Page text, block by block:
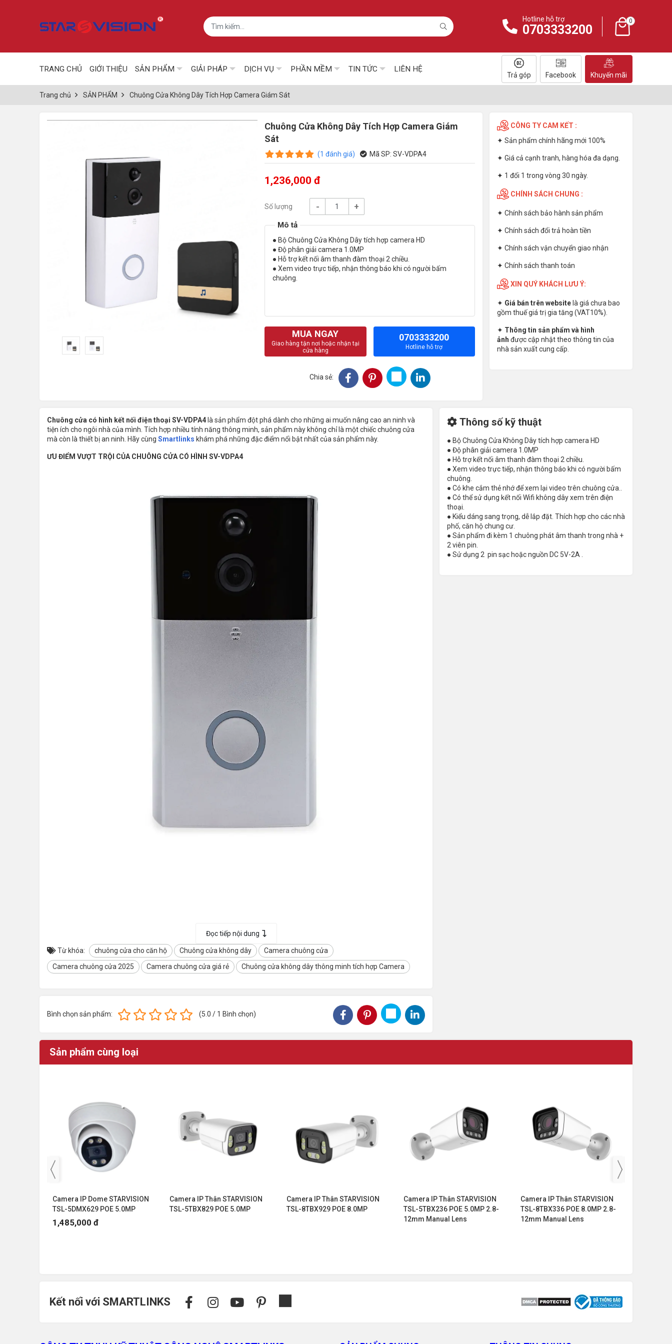
Hotline hỗ trợ
0703333200
0
TRANG CHỦ GIỚI THIỆU SẢN PHẨM GIẢI PHÁP DỊCH VỤ PHẦN MỀM TIN TỨC LIÊN HỆ
Trả góp Facebook Khuyến mãi
Trang chủ SẢN PHẨM Chuông Cửa Không Dây Tích Hợp Camera Giám Sát
Chuông Cửa Không Dây Tích Hợp Camera Giám
Sát
(1 đánh giá) Mã SP: SV-VDPA4
1,236,000 đ
Số lượng - +
● Bộ Chuông Cửa Không Dây tích hợp camera HD
● Độ phân giải camera 1.0MP
● Hỗ trợ kết nối âm thanh đàm thoại 2 chiều.
● Xem video trực tiếp, nhận thông báo khi có người bấm
chuông.
MUA NGAY
Giao hàng tận nơi hoặc nhận tại
cửa hàng
0703333200
Hotline hỗ trợ
Chia sẻ:
CÔNG TY CAM KẾT :
✦ Sản phẩm chính hãng mới 100%
✦ Giá cả cạnh tranh, hàng hóa đa dạng.
✦ 1 đổi 1 trong vòng 30 ngày.
CHÍNH SÁCH CHUNG :
✦ Chính sách bảo hành sản phẩm
✦ Chính sách đổi trả hoàn tiền
✦ Chính sách vận chuyển giao nhận
✦ Chính sách thanh toán
XIN QUÝ KHÁCH LƯU Ý:
✦ Giá bán trên website là giá chưa bao
gồm thuế giá trị gia tăng (VAT10%).
✦ Thông tin sản phẩm và hình
ảnh được cập nhật theo thông tin của
nhà sản xuất cung cấp.
Chuông cửa có hình kết nối điện thoại SV-VDPA4 là sản phẩm đột phá dành cho những ai muốn nâng cao an ninh và
tiện ích cho ngôi nhà của mình. Tích hợp nhiều tính năng thông minh, sản phẩm này không chỉ là một chiếc chuông cửa
mà còn là thiết bị an ninh. Hãy cùng Smartlinks khám phá những đặc điểm nổi bật nhất của sản phẩm này.
ƯU ĐIỂM VƯỢT TRỘI CỦA CHUÔNG CỬA CÓ HÌNH SV-VDPA4
Đọc tiếp nội dung
Từ khóa: chuông cửa cho căn hộ Chuông cửa không dây
Camera chuông cửa
Camera chuông cửa 2025
Camera chuông cửa giá rẻ Chuông cửa không dây thông minh tích hợp Camera
Bình chọn sản phẩm: (5.0 / 1 Bình chọn)
Thông số kỹ thuật
● Bộ Chuông Cửa Không Dây tích hợp camera HD
● Độ phân giải camera 1.0MP
● Hỗ trợ kết nối âm thanh đàm thoại 2 chiều.
● Xem video trực tiếp, nhận thông báo khi có người bấm
chuông.
● Có khe cắm thẻ nhớ để xem lại video trên chuông cửa..
● Có thể sử dụng kết nối Wifi không dây xem trên điện
thoại.
● Kiểu dáng sang trọng, dễ lắp đặt. Thích hợp cho các nhà
phố, căn hộ chung cư.
● Sản phẩm đi kèm 1 chuông phát âm thanh trong nhà +
2 viên pin.
● Sử dụng 2 pin sạc hoặc nguồn DC 5V-2A .
Sản phẩm cùng loại
Camera IP Dome STARVISION
TSL-5DMX629 POE 5.0MP
1,485,000 đ
Camera IP Thân STARVISION
TSL-5TBX829 POE 5.0MP
Camera IP Thân STARVISION
TSL-8TBX929 POE 8.0MP
Camera IP Thân STARVISION
TSL-5TBX236 POE 5.0MP 2.8-
12mm Manual Lens
Camera IP Thân STARVISION
TSL-8TBX336 POE 8.0MP 2.8-
12mm Manual Lens
Kết nối với SMARTLINKS